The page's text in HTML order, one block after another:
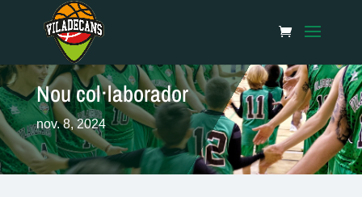
Nou col·laborador
nov. 8, 2024